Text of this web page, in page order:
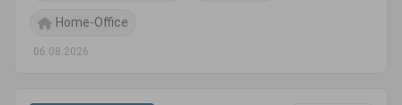
Home-Office
06.08.2026